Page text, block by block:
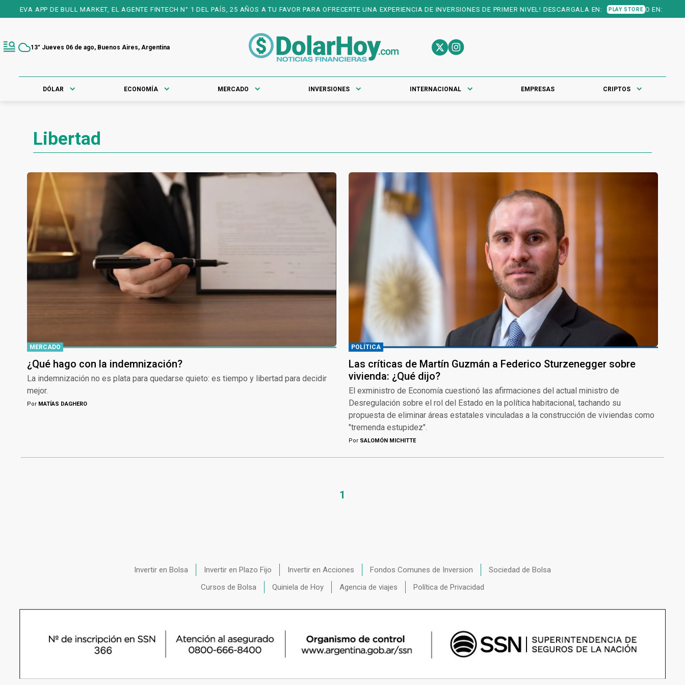
APP DE BULL MARKET, EL AGENTE FINTECH N° 1 DEL PAÍS, 25 AÑOS A TU FAVOR PARA OFRECERTE UNA EXPERIENCIA DE INVERSIONES DE PRIMER NIVEL! DESCARGALA EN: PLAY STORE O EN: APP STORE
13° Jueves 06 de ago, Buenos Aires, Argentina
DÓLAR ECONOMÍA MERCADO INVERSIONES INTERNACIONAL EMPRESAS CRIPTOS
Libertad
MERCADO
¿Qué hago con la indemnización?
La indemnización no es plata para quedarse quieto: es tiempo y libertad para decidir
mejor.
Por MATÍAS DAGHERO
POLÍTICA
Las críticas de Martín Guzmán a Federico Sturzenegger sobre
vivienda: ¿Qué dijo?
El exministro de Economía cuestionó las afirmaciones del actual ministro de
Desregulación sobre el rol del Estado en la política habitacional, tachando su
propuesta de eliminar áreas estatales vinculadas a la construcción de viviendas como
"tremenda estupidez".
Por SALOMÓN MICHITTE
1
Invertir en Bolsa Invertir en Plazo Fijo Invertir en Acciones Fondos Comunes de Inversion
Sociedad de Bolsa
Cursos de Bolsa
Quiniela de Hoy Agencia de viajes Política de Privacidad